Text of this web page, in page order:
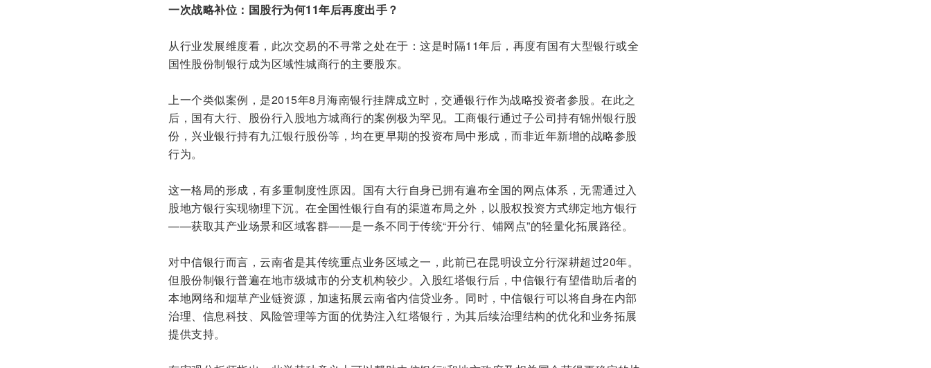
一次战略补位：国股行为何11年后再度出手？
从行业发展维度看，此次交易的不寻常之处在于：这是时隔11年后，再度有国有大型银行或全
国性股份制银行成为区域性城商行的主要股东。
上一个类似案例，是2015年8月海南银行挂牌成立时，交通银行作为战略投资者参股。在此之
后，国有大行、股份行入股地方城商行的案例极为罕见。工商银行通过子公司持有锦州银行股
份，兴业银行持有九江银行股份等，均在更早期的投资布局中形成，而非近年新增的战略参股
行为。
这一格局的形成，有多重制度性原因。国有大行自身已拥有遍布全国的网点体系，无需通过入
股地方银行实现物理下沉。在全国性银行自有的渠道布局之外，以股权投资方式绑定地方银行
——获取其产业场景和区域客群——是一条不同于传统“开分行、铺网点”的轻量化拓展路径。
对中信银行而言，云南省是其传统重点业务区域之一，此前已在昆明设立分行深耕超过20年。
但股份制银行普遍在地市级城市的分支机构较少。入股红塔银行后，中信银行有望借助后者的
本地网络和烟草产业链资源，加速拓展云南省内信贷业务。同时，中信银行可以将自身在内部
治理、信息科技、风险管理等方面的优势注入红塔银行，为其后续治理结构的优化和业务拓展
提供支持。